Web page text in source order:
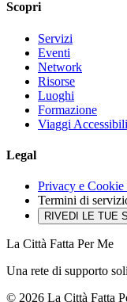
Scopri
Servizi
Eventi
Network
Risorse
Luoghi
Formazione
Viaggi Accessibili
Legal
Privacy e
Termini di
RIVEDI LE TUE
La Città Fatta Per Me
Una rete di supporto
© 2026 La Città Fatta